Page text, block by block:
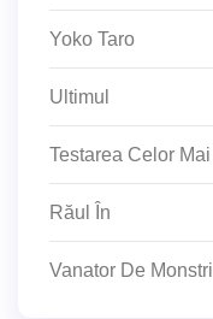
Yoko Taro
Ultimul
Testarea Celor
Răul În
Vanator De Monstri